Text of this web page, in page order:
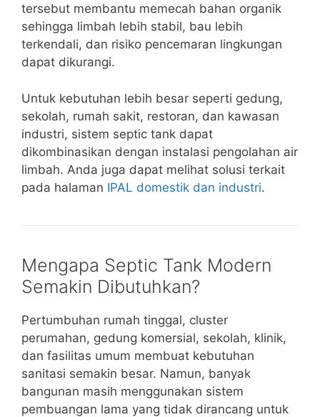
tersebut membantu memecah bahan organik
sehingga limbah lebih stabil, bau lebih
terkendali, dan risiko pencemaran lingkungan
dapat dikurangi.
Untuk kebutuhan lebih besar seperti gedung,
sekolah, rumah sakit, restoran, dan kawasan
industri, sistem septic tank dapat
dikombinasikan dengan instalasi pengolahan air
limbah. Anda juga dapat melihat solusi terkait
pada halaman IPAL domestik dan industri.
Mengapa Septic Tank Modern
Semakin Dibutuhkan?
Pertumbuhan rumah tinggal, cluster
perumahan, gedung komersial, sekolah, klinik,
dan fasilitas umum membuat kebutuhan
sanitasi semakin besar. Namun, banyak
bangunan masih menggunakan sistem
pembuangan lama yang tidak dirancang untuk